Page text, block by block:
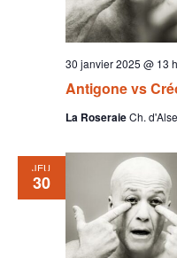
Antigone vs
30 janvier 2025 @ 13
La RoseraieCh.
JEU
30